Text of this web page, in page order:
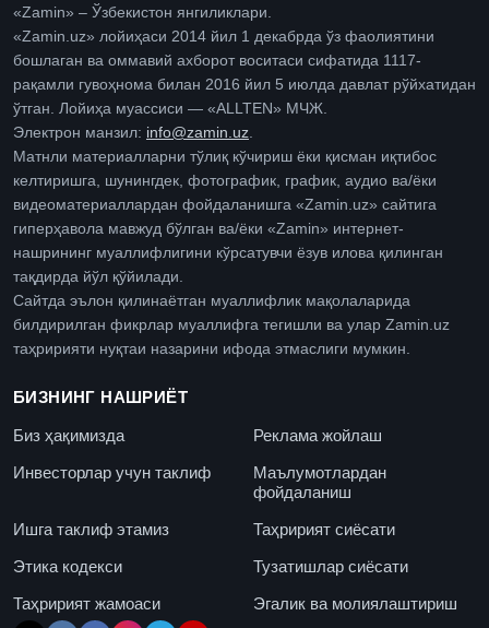
«Zamin» – Ўзбекистон янгиликлари.
«Zamin.uz» лойиҳаси 2014 йил 1 декабрда ўз фаолиятини
бошлаган ва оммавий ахборот воситаси сифатида 1117-
рақамли гувоҳнома билан 2016 йил 5 июлда давлат рўйхатидан
ўтган. Лойиҳа муассиси — «ALLTEN» МЧЖ.
Электрон манзил: info@zamin.uz.
Матнли материалларни тўлиқ кўчириш ёки қисман иқтибос
келтиришга, шунингдек, фотографик, график, аудио ва/ёки
видеоматериаллардан фойдаланишга «Zamin.uz» сайтига
гиперҳавола мавжуд бўлган ва/ёки «Zamin» интернет-
нашрининг муаллифлигини кўрсатувчи ёзув илова қилинган
тақдирда йўл қўйилади.
Сайтда эълон қилинаётган муаллифлик мақолаларида
билдирилган фикрлар муаллифга тегишли ва улар Zamin.uz
таҳририяти нуқтаи назарини ифода этмаслиги мумкин.
БИЗНИНГ НАШРИЁТ
Биз ҳақимизда
Реклама жойлаш
Инвесторлар учун таклиф
Маълумотлардан
фойдаланиш
Ишга таклиф этамиз
Таҳририят сиёсати
Этика кодекси
Тузатишлар сиёсати
Таҳририят жамоаси
Эгалик ва молиялаштириш